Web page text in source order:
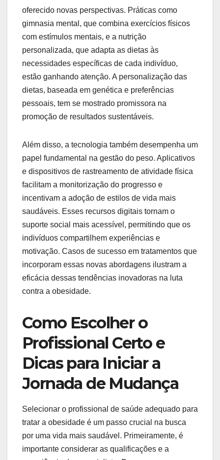
oferecido novas perspectivas. Práticas como
gimnasia mental, que combina exercícios físicos
com estímulos mentais, e a nutrição
personalizada, que adapta as dietas às
necessidades específicas de cada indivíduo,
estão ganhando atenção. A personalização das
dietas, baseada em genética e preferências
pessoais, tem se mostrado promissora na
promoção de resultados sustentáveis.
Além disso, a tecnologia também desempenha um
papel fundamental na gestão do peso. Aplicativos
e dispositivos de rastreamento de atividade física
facilitam a monitorização do progresso e
incentivam a adoção de estilos de vida mais
saudáveis. Esses recursos digitais tornam o
suporte social mais acessível, permitindo que os
indivíduos compartilhem experiências e
motivação. Casos de sucesso em tratamentos que
incorporam essas novas abordagens ilustram a
eficácia dessas tendências inovadoras na luta
contra a obesidade.
Como Escolher o
Profissional Certo e
Dicas para Iniciar a
Jornada de Mudança
Selecionar o profissional de saúde adequado para
tratar a obesidade é um passo crucial na busca
por uma vida mais saudável. Primeiramente, é
importante considerar as qualificações e a